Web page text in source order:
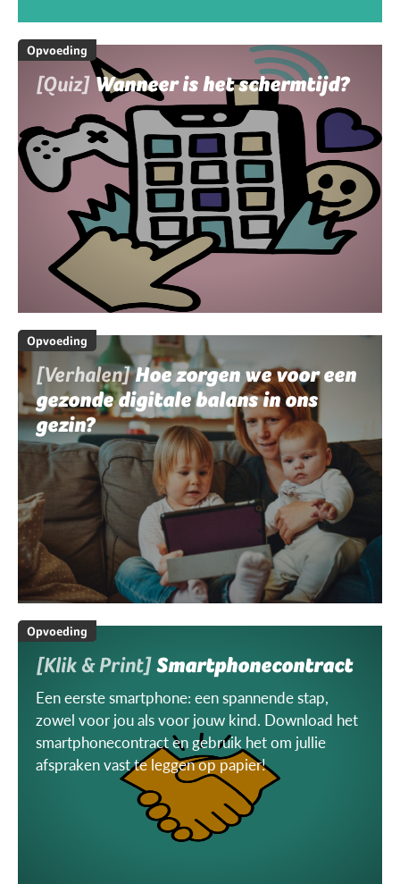
Opvoeding
[Quiz] Wanneer is het schermtijd?
Opvoeding
[Verhalen]Hoe zorgen we voor een
gezonde digitale balans in ons
gezin?
Opvoeding
[Klik & Print]Smartphonecontract
Een eerste smartphone: een spannende stap,
zowel voor jou als voor jouw kind. Download het
smartphonecontract en gebruik het om jullie
afspraken vast te leggen op papier!